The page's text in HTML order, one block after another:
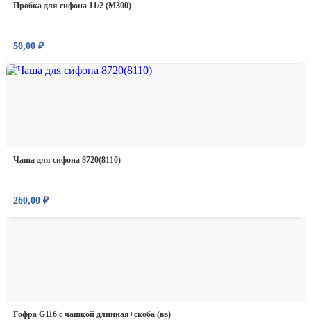
Пробка для сифона 11/2 (М300)
50,00 ₽
Чаша для сифона 8720(8110)
260,00 ₽
Гофра G116 с чашкой длинная+скоба (вв)